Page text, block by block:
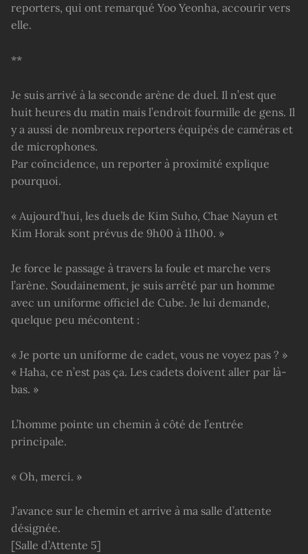
reporters, qui ont remarqué Yoo Yeonha, accourir vers
elle.
**
Je suis arrivé à la seconde arène de duel. Il n’est que
huit heures du matin mais l’endroit fourmille de gens. Il
y a aussi de nombreux reporters équipés de caméras et
de microphones.
Par coïncidence, un reporter à proximité explique
pourquoi.
« Aujourd’hui, les duels de Kim Suho, Chae Nayun et
Kim Horak sont prévus de 9h00 à 11h00. »
Je force le passage à travers la foule et marche vers
l’arène. Soudainement, je suis arrêté par un homme
avec un uniforme officiel de Cube. Je lui demande,
quelque peu mécontent :
« Je porte un uniforme de cadet, vous ne voyez pas ? »
« Haha, ce n’est pas ça. Les cadets doivent aller par là-
bas. »
L’homme pointe un chemin à côté de l’entrée
principale.
« Oh, merci. »
J’avance sur le chemin et arrive à ma salle d’attente
désignée.
[Salle d’Attente 5]